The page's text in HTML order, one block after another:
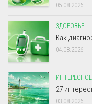
05.08.2026
ЗДОРОВЬЕ
Как
04.08.2026
ИНТЕРЕСНОЕ
27
03.08.2026